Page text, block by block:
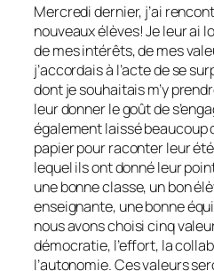
Mercredi dernier, j’ai
nouveaux élèves! Je leur ai
de mes intérêts, de mes
j’accordais à l’acte de se
dont je souhaitais m’y
leur donner le goût de
également laissé beaucoup
papier pour raconter leur
lequel ils ont donné leur
une bonne classe, un bon
enseignante, une bonne
nous avons choisi cinq
démocratie, l’effort, la
l’autonomie. Ces valeurs